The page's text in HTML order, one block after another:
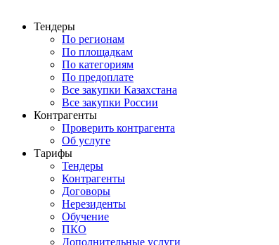
Тендеры
По регионам
По площадкам
По категориям
По предоплате
Все закупки Казахстана
Все закупки России
Контрагенты
Проверить контрагента
Об услуге
Тарифы
Тендеры
Контрагенты
Договоры
Нерезиденты
Обучение
ПКО
Дополнительные услуги